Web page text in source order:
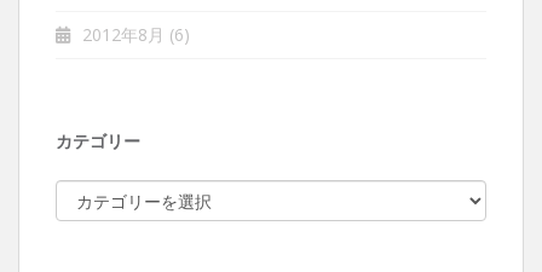
2012年8月 (6)
カテゴリー
テ